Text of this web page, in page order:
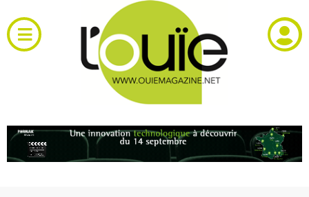
au
contenu
Toggle
Navigation
RH et emploi